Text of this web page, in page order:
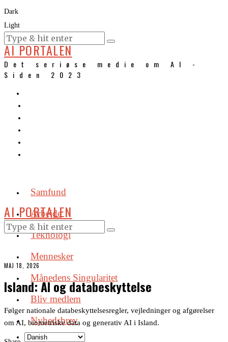
Dark
Light
KURSER
AI PORTALEN
Det seriøse medie om AI -
Siden 2023
Samfund
Arbejde
Teknologi
Mennesker
Månedens Singularitet
Bliv medlem
Nyhedsbrev
AI PORTALEN
MAJ 18, 2026
Island: AI og databeskyttelse
Følger nationale databeskyttelsesregler, vejledninger og afgørelser
om AI, biometriske data og generativ AI i Island.